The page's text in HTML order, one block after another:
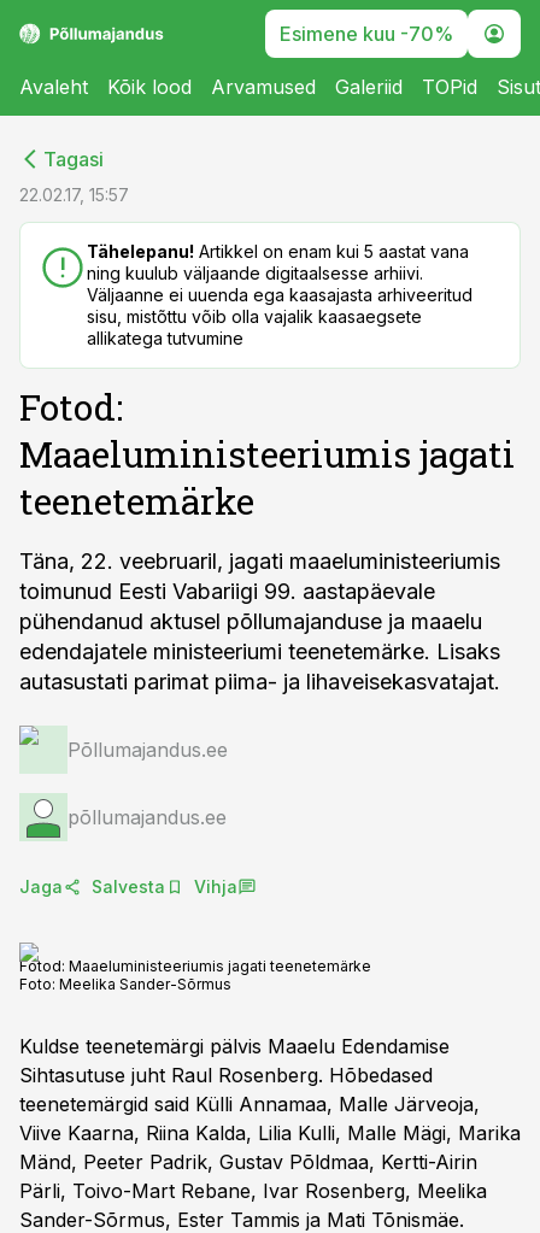
Esimene kuu -70%
Avaleht Kõik lood Arvamused Galeriid TOPid
Tagasi
22.02.17, 15:57
Tähelepanu! Artikkel on enam kui 5 aastat vana
ning kuulub väljaande digitaalsesse arhiivi.
Väljaanne ei uuenda ega kaasajasta arhiveeritud
sisu, mistõttu võib olla vajalik kaasaegsete
allikatega tutvumine
Fotod:
Maaeluministeeriumis jagati
teenetemärke
Täna, 22. veebruaril, jagati maaeluministeeriumis
toimunud Eesti Vabariigi 99. aastapäevale
pühendanud aktusel põllumajanduse ja maaelu
edendajatele ministeeriumi teenetemärke. Lisaks
autasustati parimat piima- ja lihaveisekasvatajat.
Põllumajandus.ee
põllumajandus.ee
Jaga Salvesta Vihja
Fotod: Maaeluministeeriumis jagati teenetemärke
Foto: Meelika Sander-Sõrmus
Kuldse teenetemärgi pälvis Maaelu Edendamise
Sihtasutuse juht Raul Rosenberg. Hõbedased
teenetemärgid said Külli Annamaa, Malle Järveoja,
Viive Kaarna, Riina Kalda, Lilia Kulli, Malle Mägi, Marika
Mänd, Peeter Padrik, Gustav Põldmaa, Kertti-Airin
Pärli, Toivo-Mart Rebane, Ivar Rosenberg, Meelika
Sander-Sõrmus, Ester Tammis ja Mati Tõnismäe.